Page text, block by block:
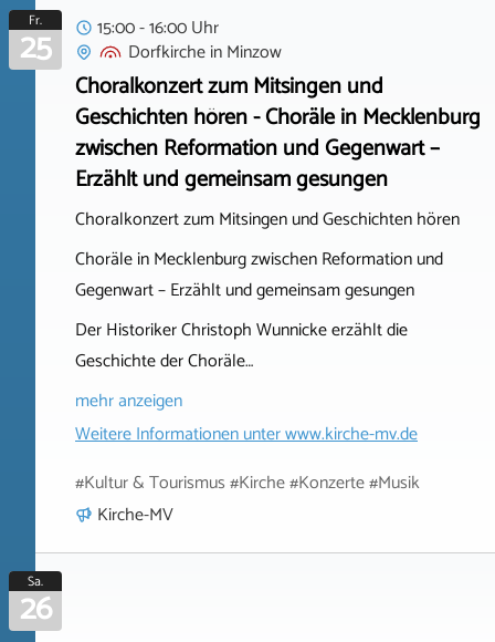
Fr.
25
15:00 - 16:00 Uhr
DorfkircheinMinzow
Choralkonzert zum Mitsingen und
Geschichten hören - Choräle in Mecklenburg
zwischen Reformation und Gegenwart –
Erzählt und gemeinsam gesungen
Choralkonzert zum Mitsingen und Geschichten hören
Choräle in Mecklenburg zwischen Reformation und
Gegenwart – Erzählt und gemeinsam gesungen
Der Historiker Christoph Wunnicke erzählt die
Geschichte der Choräle…
mehr anzeigen
Weitere Informationen unterwww.kirche-mv.de
#Kultur & Tourismus #Kirche #Konzerte #Musik
Kirche-MV
Sa.
26